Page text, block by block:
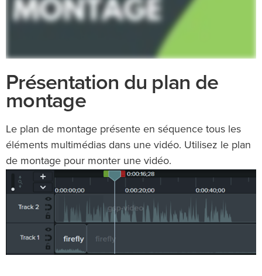
Présentation du plan de
montage
Le plan de montage présente en séquence tous les
éléments multimédias dans une vidéo. Utilisez le plan
de montage pour monter une vidéo.